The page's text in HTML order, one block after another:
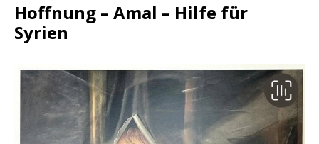
Hoffnung – Amal – Hilfe für
Syrien